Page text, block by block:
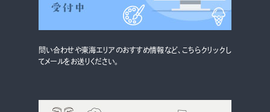
問い合わせや東海エリアのおすすめ情報など、こちらクリックし
てメールをお送りください。